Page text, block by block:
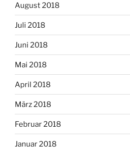
August 2018
Juli 2018
Juni 2018
Mai 2018
April 2018
März 2018
Februar 2018
Januar 2018